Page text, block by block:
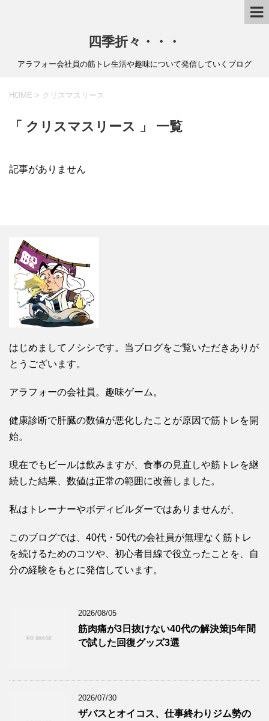
四季折々・・・
アラフォー会社員の筋トレ生活や趣味について発信していくブログ
HOME > クリスマスリース
「 クリスマスリース 」 一覧
記事がありません
はじめましてノシシです。当ブログをご覧いただきありが
とうございます。
アラフォーの会社員。趣味ゲーム。
健康診断で肝臓の数値が悪化したことが原因で筋トレを開
始。
現在でもビールは飲みますが、食事の見直しや筋トレを継
続した結果、数値は正常の範囲に改善しました。
私はトレーナーやボディビルダーではありませんが、
このブログでは、40代・50代の会社員が無理なく筋トレ
を続けるためのコツや、初心者目線で役立ったことを、自
分の経験をもとに発信しています。
2026/08/05
筋肉痛が3日抜けない40代の解決策|5年間
で試した回復グッズ3選
2026/07/30
ザバスとオイコス、仕事終わりジム勢の